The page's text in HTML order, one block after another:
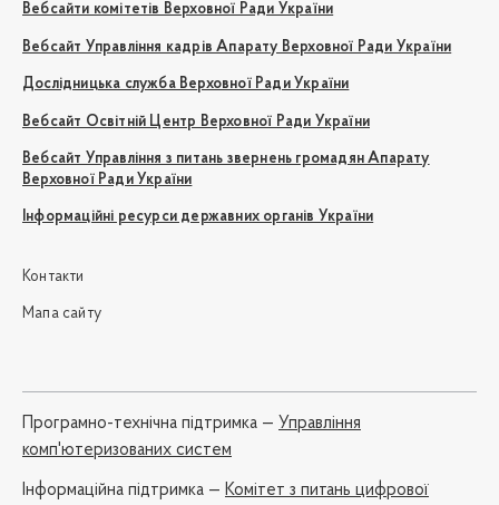
Вебсайти комітетів Верховної Ради України
Вебсайт Управління кадрів Апарату Верховної Ради України
Дослідницька служба Верховної Ради України
Вебсайт Освітній Центр Верховної Ради України
Вебсайт Управління з питань звернень громадян Апарату
Верховної Ради України
Інформаційні ресурси державних органів України
Контакти
Мапа сайту
Програмно-технічна підтримка — Управління
комп'ютеризованих систем
Iнформаційна підтримка — Комітет з питань цифрової